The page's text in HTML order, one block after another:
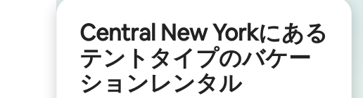
Central New Yorkにある
テントタイプのバケー
ションレンタル